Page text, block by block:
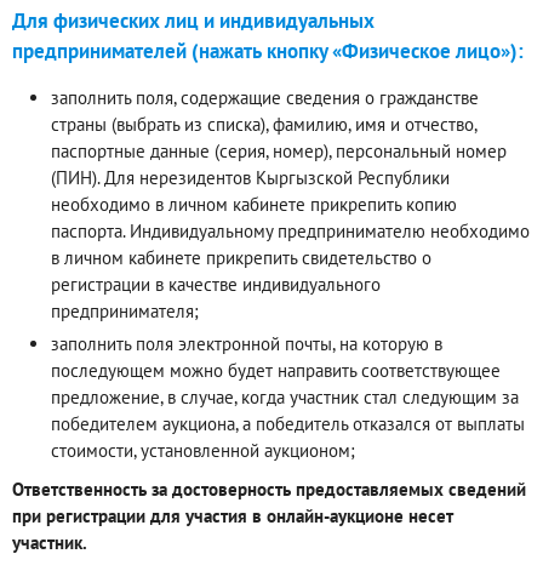
Для физических лиц и индивидуальных
предпринимателей (нажать кнопку «Физическое лицо»):
заполнить поля, содержащие сведения о гражданстве
страны (выбрать из списка), фамилию, имя и отчество,
паспортные данные (серия, номер), персональный номер
(ПИН). Для нерезидентов Кыргызской Республики
необходимо в личном кабинете прикрепить копию
паспорта. Индивидуальному предпринимателю необходимо
в личном кабинете прикрепить свидетельство о
регистрации в качестве индивидуального
предпринимателя;
заполнить поля электронной почты, на которую в
последующем можно будет направить соответствующее
предложение, в случае, когда участник стал следующим за
победителем аукциона, а победитель отказался от выплаты
стоимости, установленной аукционом;
Ответственность за достоверность предоставляемых сведений
при регистрации для участия в онлайн-аукционе несет
участник.